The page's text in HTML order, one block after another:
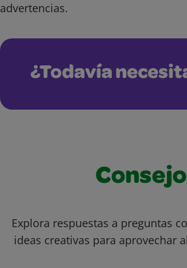
advertencias.
¿Todavía
Explora respuestas a preguntas
ideas creativas para aprovechar